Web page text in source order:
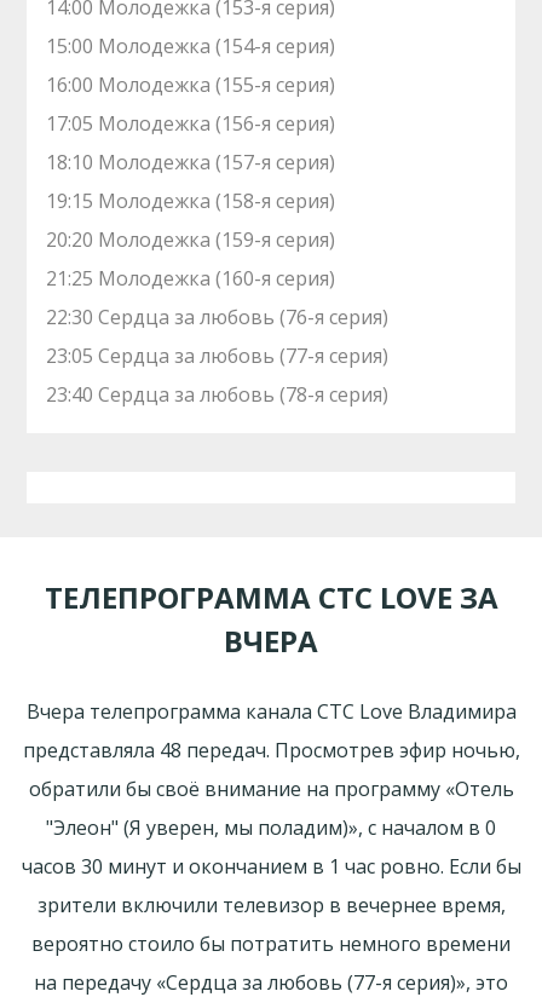
14:00 Молодежка (153-я серия)
15:00 Молодежка (154-я серия)
16:00 Молодежка (155-я серия)
17:05 Молодежка (156-я серия)
18:10 Молодежка (157-я серия)
19:15 Молодежка (158-я серия)
20:20 Молодежка (159-я серия)
21:25 Молодежка (160-я серия)
22:30 Сердца за любовь (76-я серия)
23:05 Сердца за любовь (77-я серия)
23:40 Сердца за любовь (78-я серия)
ТЕЛЕПРОГРАММА СТС LOVE ЗА
ВЧЕРА
Вчера телепрограмма канала СТС Love Владимира
представляла 48 передач. Просмотрев эфир ночью,
обратили бы своё внимание на программу «Отель
"Элеон" (Я уверен, мы поладим)», с началом в 0
часов 30 минут и окончанием в 1 час ровно. Если бы
зрители включили телевизор в вечернее время,
вероятно стоило бы потратить немного времени
на передачу «Сердца за любовь (77-я серия)», это